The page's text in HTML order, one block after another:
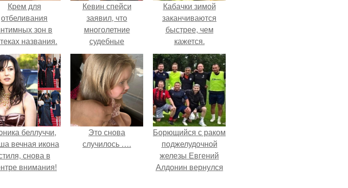
Крем для
отбеливания
зон в
названия.
кожи
в домашних
условиях
Кевин спейси
заявил, что
многолетние
судебные
разбирательства
практически
уничтожили его
состояние.
Кабачки зимой
заканчиваются
быстрее, чем
кажется.
беллуччи,
вечная икона
снова в
внимания!
Это снова
случилось ….
Борющийся с раком
поджелудочной
железы Евгений
Алдонин вернулся